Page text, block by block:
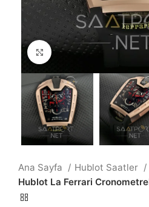
Büyütmek için tıklayın
Ana Sayfa
Hublot Saatler
Hublot La Ferrari